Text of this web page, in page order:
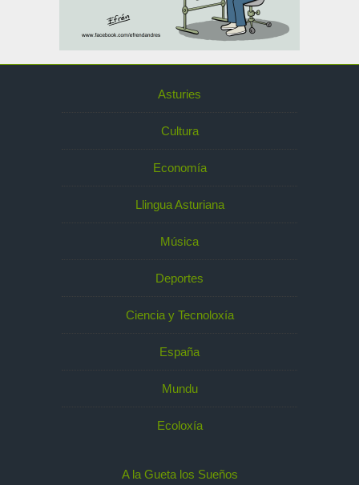
Asturies
Cultura
Economía
Llingua Asturiana
Música
Deportes
Ciencia y Tecnoloxía
España
Mundu
Ecoloxía
A la Gueta los Sueños